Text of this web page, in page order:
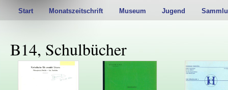
Start Monatszeitschrift Museum Jugend
B14, Schulbücher